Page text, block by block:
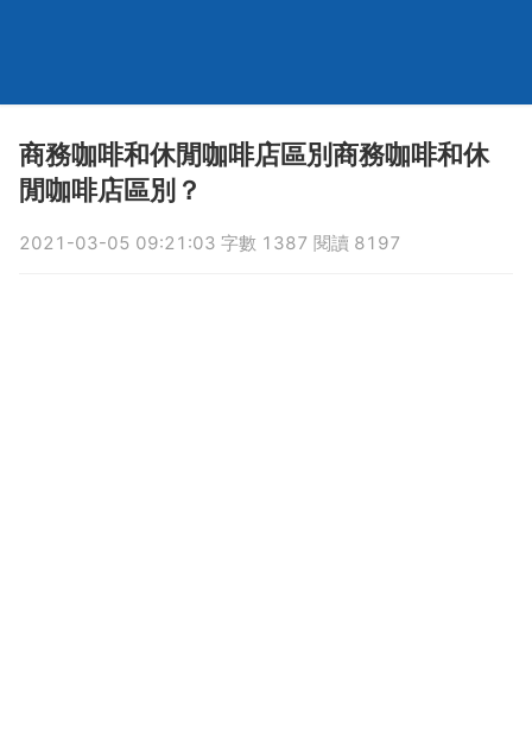
商務咖啡和休閒咖啡店區別商務咖啡和休
閒咖啡店區別？
2021-03-05 09:21:03 字數 1387 閱讀 8197